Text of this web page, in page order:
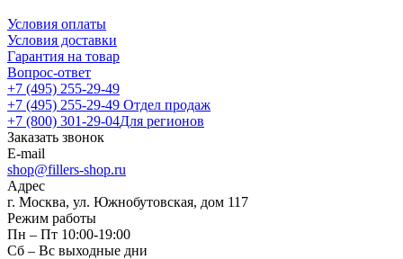
Условия оплаты
Условия доставки
Гарантия на товар
Вопрос-ответ
+7 (495) 255-29-49
+7 (495) 255-29-49 Отдел продаж
+7 (800) 301-29-04Для регионов
Заказать звонок
E-mail
shop@fillers-shop.ru
Адрес
г. Москва, ул. Южнобутовская, дом 117
Режим работы
Пн – Пт 10:00-19:00
Сб – Вс выходные дни